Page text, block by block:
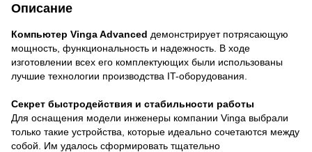
Описание
Компьютер VingaAdvanced демонстрирует потрясающую
мощность, функциональность и надежность. В ходе
изготовлении всех его комплектующих были использованы
лучшие технологии производства IT-оборудования.
Секрет быстродействия и стабильности работы
Для оснащения модели инженеры компании Vinga выбрали
только такие устройства, которые идеально сочетаются между
собой. Им удалось сформировать тщательно